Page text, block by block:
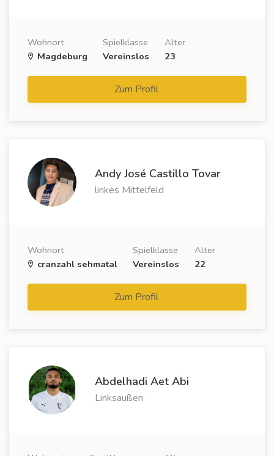
Wohnort
Magdeburg
Spielklasse
Vereinslos
Alter
23
Zum Profil
Andy José Castillo Tovar
linkes Mittelfeld
Wohnort
cranzahl sehmatal
Spielklasse
Vereinslos
Alter
22
Zum Profil
Abdelhadi Aet Abi
Linksaußen